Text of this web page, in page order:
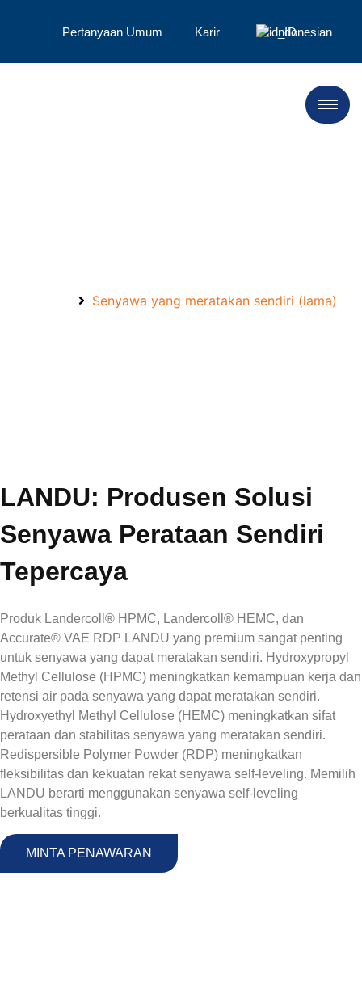
Pertanyaan Umum Karir Indonesian
Senyawa yang meratakan sendiri (lama)
LANDU: Produsen Solusi
Senyawa Perataan Sendiri
Tepercaya
Produk Landercoll® HPMC, Landercoll® HEMC, dan
Accurate® VAE RDP LANDU yang premium sangat penting
untuk senyawa yang dapat meratakan sendiri. Hydroxypropyl
Methyl Cellulose (HPMC) meningkatkan kemampuan kerja dan
retensi air pada senyawa yang dapat meratakan sendiri.
Hydroxyethyl Methyl Cellulose (HEMC) meningkatkan sifat
perataan dan stabilitas senyawa yang meratakan sendiri.
Redispersible Polymer Powder (RDP) meningkatkan
fleksibilitas dan kekuatan rekat senyawa self-leveling. Memilih
LANDU berarti menggunakan senyawa self-leveling
berkualitas tinggi.
MINTA PENAWARAN